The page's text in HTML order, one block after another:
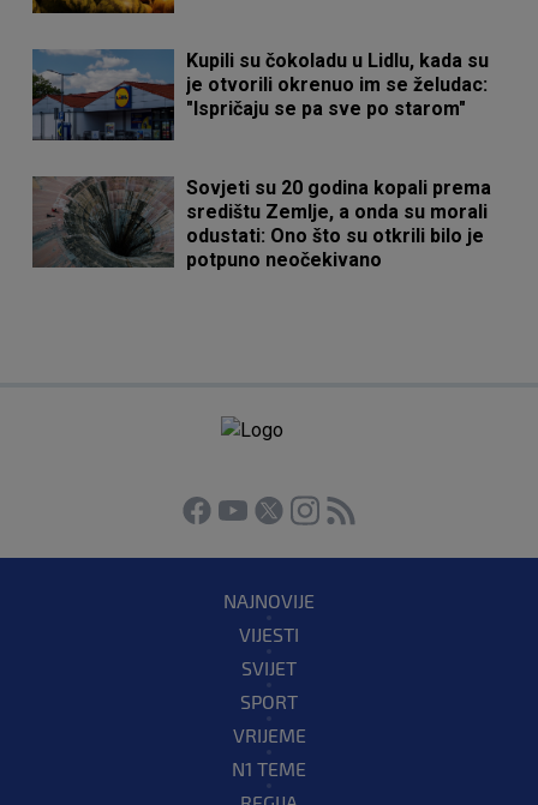
Kupili su čokoladu u Lidlu, kada su
je otvorili okrenuo im se želudac:
"Ispričaju se pa sve po starom"
Sovjeti su 20 godina kopali prema
središtu Zemlje, a onda su morali
odustati: Ono što su otkrili bilo je
potpuno neočekivano
NAJNOVIJE
VIJESTI
SVIJET
SPORT
VRIJEME
N1 TEME